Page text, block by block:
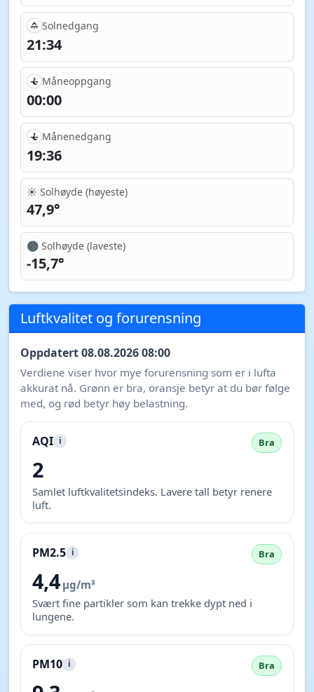
Solnedgang
21:34
Måneoppgang
00:00
Månenedgang
19:36
☀️ Solhøyde (høyeste)
47,9°
🌑 Solhøyde (laveste)
-15,7°
Luftkvalitet og forurensning
Oppdatert 08.08.2026 08:00
Verdiene viser hvor mye forurensning som er i lufta
akkurat nå. Grønn er bra, oransje betyr at du bør følge
med, og rød betyr høy belastning.
AQI i Bra
2
Samlet luftkvalitetsindeks. Lavere tall betyr renere
luft.
PM2.5 i Bra
4,4 µg/m³
Svært fine partikler som kan trekke dypt ned i
lungene.
PM10 i Bra